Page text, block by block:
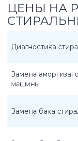
ЦЕНЫ НА
Диагностика
Замена
машины
Замена бака